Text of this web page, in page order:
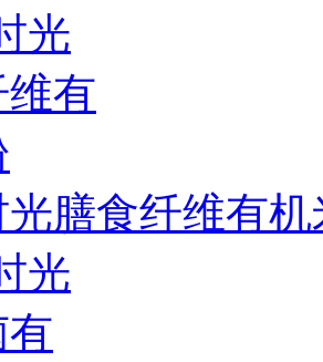
光膳食纤维有